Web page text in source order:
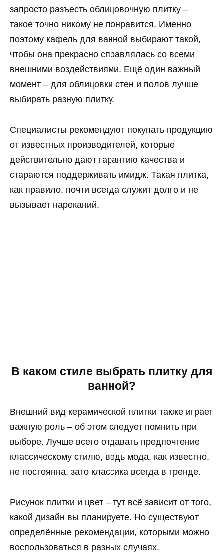
запросто разъесть облицовочную плитку –
такое точно никому не понравится. Именно
поэтому кафель для ванной выбирают такой,
чтобы она прекрасно справлялась со всеми
внешними воздействиями. Ещё один важный
момент – для облицовки стен и полов лучше
выбирать разную плитку.
Специалисты рекомендуют покупать продукцию
от известных производителей, которые
действительно дают гарантию качества и
стараются поддерживать имидж. Такая плитка,
как правило, почти всегда служит долго и не
вызывает нареканий.
В каком стиле выбрать плитку для
ванной?
Внешний вид керамической плитки также играет
важную роль – об этом следует помнить при
выборе. Лучше всего отдавать предпочтение
классическому стилю, ведь мода, как известно,
не постоянна, зато классика всегда в тренде.
Рисунок плитки и цвет – тут всё зависит от того,
какой дизайн вы планируете. Но существуют
определённые рекомендации, которыми можно
воспользоваться в разных случаях.